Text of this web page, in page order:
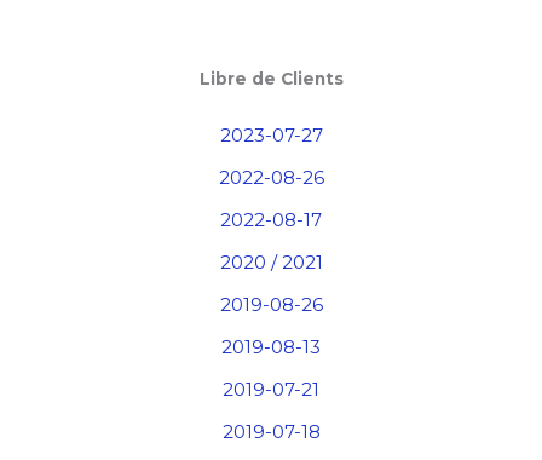
Libre de Clients
2023-07-27
2022-08-26
2022-08-17
2020 / 2021
2019-08-26
2019-08-13
2019-07-21
2019-07-18